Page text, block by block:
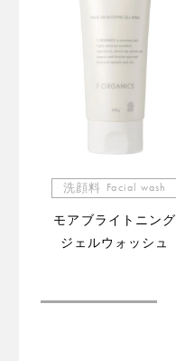
洗顔料 Facial wash
モアブライトニング
ジェルウォッシュ